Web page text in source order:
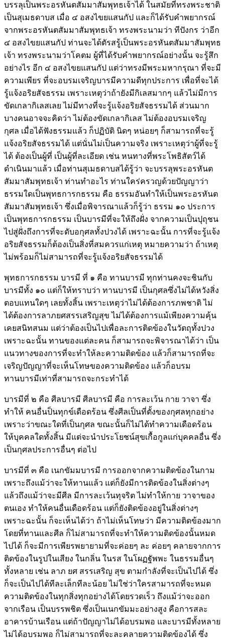
บรรลุเป็นพระอรหันตสัมมาสัมพุทธเจ้าได้ ในสมัยที่ทรงพระชาติ
เป็นสุเมธดาบส เมื่อ ๔ อสงไขยแสนกัป และก็ได้รับคำพยากรณ์
จากพระอรหันตสัมมาสัมพุทธเจ้า ทรงพระนามว่า ทีปังกร ว่าอีก
๔ อสงไขยแสนกัป ท่านจะได้ตัรสรู้เป็นพระอรหันตสัมมาสัมพุทธ
เจ้า ทรงพระนามว่าโคตม ผู้ที่ได้รับคำพยากรณ์อย่างนั้น จะรู้สึก
อย่างไร อีก ๔ อสงไขยแสนกัป แต่ว่าทรงมีพระมหากรุณา ที่จะมี
ความเพียร ที่จะอบรมเจริญบารมีความดีทุกประการ เพื่อที่จะได้
รู้แจ้งอริยสัจธรรม เพราะเหตุว่าถ้ายังมีกิเลสมากๆ แล้วไม่มีการ
ขัดเกลากิเลสเลย ไม่มีทางที่จะรู้แจ้งอริยสัจธรรมได้ ส่วนมาก
บางคนอาจจะคิดว่า ไม่ต้องขัดเกลากิเลส ไม่ต้องอบรมเจริญ
กุศล เมื่อได้ฟังธรรมแล้ว ก็ปฏิบัติ นิดๆ หน่อยๆ ก็สามารถที่จะรู้
แจ้งอริยสัจธรรมได้ แต่นั่นไม่เป็นความจริง เพราะเหตุว่าผู้ที่จะรู้
ได้ ต้องเป็นผู้ที่ เป็นผู้ที่ละเอียด เช่น หนทางที่พระโพธิสัตว์ได้
ดำเนินมาแล้ว เมื่อท่านสุเมธดาบสได้รู้ว่า จะบรรลุพระอรหันต
สัมมาสัมพุทธเจ้า ท่านทำอะไร ท่านใคร่ครวญด้วยปัญญาว่า
ธรรมใดเป็นพุทธการกธรรม คือ ธรรมอันทำให้เป็นพระอรหันต
สัมมาสัมพุทธเจ้า ซึ่งเมื่อพิจารณาแล้วก็รู้ว่า ธรรม ๑๐ ประการ
เป็นพุทธการกธรรม เป็นบารมีที่จะให้ถึงฝั่ง จากความเป็นปุถุชน
ไปสู่ฝั่งถึงการที่จะดับอกุศลทั้งปวงได้ เพราะฉะนั้น การที่จะรู้แจ้ง
อริยสัจธรรมก็ต้องเป็นสิ่งที่สมควรแก่เหตุ หมายความว่า ถ้าเหตุ
ไม่พร้อมก็ไม่สามารถที่จะรู้แจ้งอริยสัจธรรมได้
พุทธการกธรรม บารมี ที่ ๑ คือ ทานบารมี ทุกท่านคงจะชินกับ
บารมีทั้ง ๑๐ แต่ก็ให้ทราบว่า ทานบารมี เป็นกุศลซึ่งไม่ได้หวังสิ่ง
ตอบแทนใดๆ เลยทั้งสิ้น เพราะเหตุว่าไม่ได้ต้องการภพชาติ ไม่
ได้ต้องการลาภยศสรรเสริญสุข ไม่ได้ต้องการแม้เพียงความคุ้น
เคยสนิทสนม แต่ว่าต้องเป็นไปเพื่อละการติดข้องในวัตถุทั้งปวง
เพราะฉะนั้น ทานของแต่ละคน ก็สามารถจะพิจารณาได้ว่า เป็น
แนวทางของการที่จะทำให้ละความติดข้อง แล้วก็สามารถที่จะ
เจริญปัญญาที่จะเห็นโทษของความติดข้อง แล้วก็อบรม
ทานบารมีเท่าที่สามารถจะกระทำได้
บารมีที่ ๒ คือ ศีลบารมี ศีลบารมี คือ การละเว้น กาย วาจา ซึ่ง
ทำให้ คนอื่นป็นทุกข์เดือดร้อน ซึ่งศีลเป็นที่ตั้งของกุศลทุกอย่าง
เพราะว่าขณะใดที่เป็นกุศล ขณะนั้นก็ไม่ได้ทำความเดือดร้อน
ให้บุคคลใดทั้งสิ้น มีแต่จะนำประโยชน์สุขเกื้อกูลแก่บุคคลอื่น ซึ่ง
เป็นกุศลประการอื่นๆ ต่อไป
บารมีที่ ๓ คือ เนกขัมมบารมี การออกจากความติดข้องในกาม
เพราะถึงแม้ว่าจะให้ทานแล้ว แต่ก็ยังมีการติดข้องในสิ่งต่างๆ
แล้วถึงแม้ว่าจะมีศีล มีการละเว้นทุจริต ไม่ทำให้กาย วาจาของ
ตนเอง ทำให้คนอื่นเดือดร้อน แต่ก็ยังติดข้องอยู่ในสิ่งต่างๆ
เพราะฉะนั้น ก็จะเห็นได้ว่า ถ้าไม่เห็นโทษว่า มีความติดข้องมาก
โดยที่ทานและศีล ก็ไม่สามารถที่จะทำให้ความติดข้องนั้นหมด
ไปได้ ก็จะมีการเพียรพยายามที่จะค่อยๆ ละ ค่อยๆ คลายจากการ
ติดข้องในรูปในเสียง ในกลิ่น ในรส ในโผฏฐัพพะ ในธรรมอื่นๆ
ทั้งหลาย เช่น ลาภ ยศ สรรเสริญ สุข ตามกำลังที่จะเป็นไปได้ ซึ่ง
ก็จะเป็นไปได้ทีละเล็กทีละน้อย ไม่ใช่ว่าใครสามารถที่จะหมด
ความติดข้องในทุกสิ่งทุกอย่างได้โดยรวดเร็ว ถึงแม้ว่าจะออก
จากเรือน เป็นบรรพชิต ซึ่งเป็นเนกขัมมะอย่างสูง คือการสละ
อาคารบ้านเรือน แต่ถ้าปัญญาไม่ได้อบรมพอ และบารมีทั้งหลาย
ไม่ได้อบรมพอ ก็ไม่สามารถที่จะละคลายความติดข้องได้ ซึ่ง